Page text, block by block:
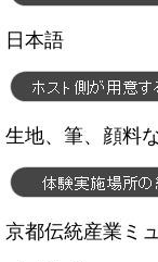
日本語
生地、筆、顔料
京都伝統産業ミ